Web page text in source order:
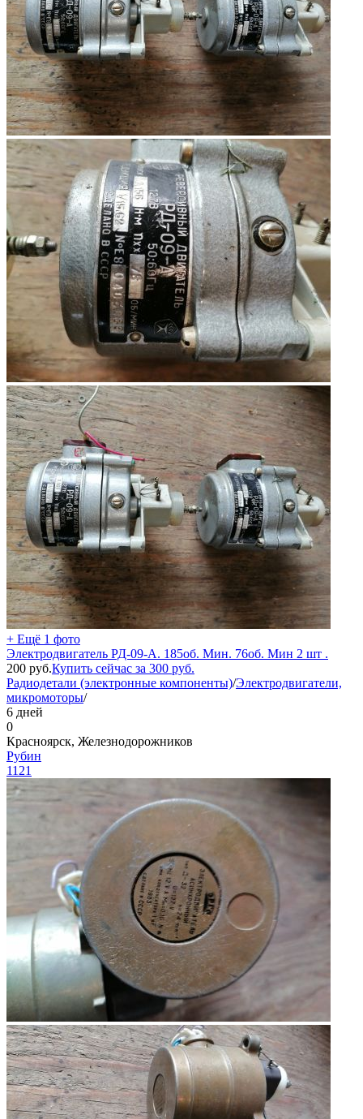
+ Ещё 1 фото
Электродвигатель РД-09-А. 185об. Мин. 76об. Мин 2 шт .
200 руб.Купить сейчас за 300 руб.
Радиодетали (электронные компоненты)/Электродвигатели,
микромоторы/
6 дней
0
Красноярск, Железнодорожников
Рубин
1121